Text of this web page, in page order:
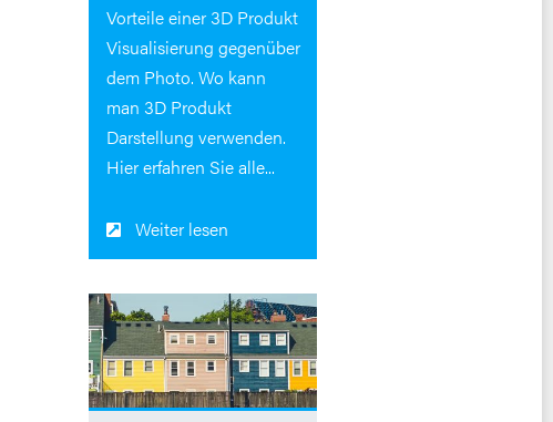
Vorteile einer 3D Produkt
Visualisierung gegenüber
dem Photo. Wo kann
man 3D Produkt
Darstellung verwenden.
Hier erfahren Sie alle...
Weiter lesen